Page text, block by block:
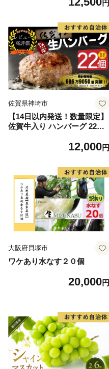
切り身 魚 わけあり
円
佐賀県神埼市
【14日以内発送！数量限定】
佐賀牛入り ハンバーグ 22個
毛和牛 ブランド牛 九州 ハン
(H083106)
12,000円
大阪府貝塚市
ワケあり水なす２０個
20,000円